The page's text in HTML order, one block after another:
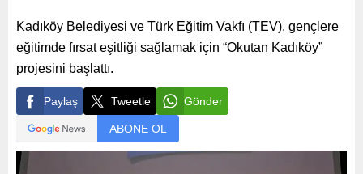
Kadıköy Belediyesi ve Türk Eğitim Vakfı (TEV), gençlere
eğitimde fırsat eşitliği sağlamak için “Okutan Kadıköy”
projesini başlattı.
Paylaş Tweetle Gönder
ABONE OL